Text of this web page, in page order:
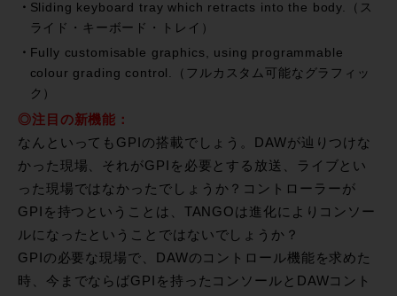
Sliding keyboard tray which retracts into the body.（ス
ライド・キーボード・トレイ）
Fully customisable graphics, using programmable
colour grading control.（フルカスタム可能なグラフィッ
ク）
◎注目の新機能：
なんといってもGPIの搭載でしょう。DAWが辿りつけな
かった現場、それがGPIを必要とする放送、ライブとい
った現場ではなかったでしょうか？コントローラーが
GPIを持つということは、TANGOは進化によりコンソー
ルになったということではないでしょうか？
GPIの必要な現場で、DAWのコントロール機能を求めた
時、今までならばGPIを持ったコンソールとDAWコント